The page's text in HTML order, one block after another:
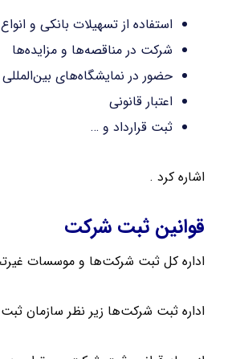
استفاده از تسهیلات بانکی و
شرکت در مناقصه‌ها و مزایده‌ها
حضور در نمایشگاه‌های بین‌المللی
اعتبار قانونی
ثبت قرارداد و …
اشاره کرد .
قوانین ثبت شرکت
اداره کل ثبت شرکت‌ها و موسسات
اداره ثبت شرکت‌ها زیر نظر سازمان